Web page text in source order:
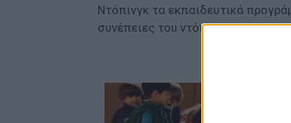
Ντόπινγκ τα εκπαιδευτικά
συνέπειες του ντόπινγκ.